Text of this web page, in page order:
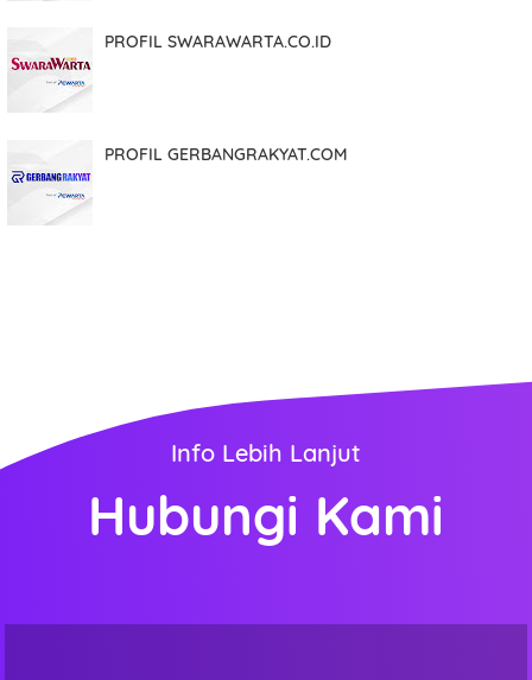
PROFIL SWARAWARTA.CO.ID
PROFIL GERBANGRAKYAT.COM
Info Lebih Lanjut
Hubungi Kami